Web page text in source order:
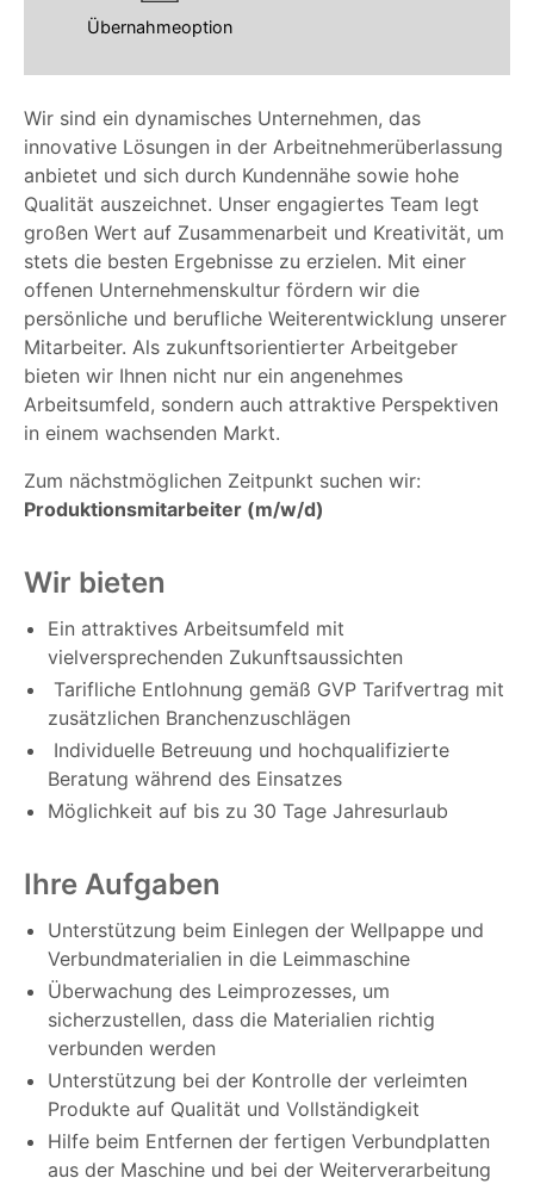
Wir sind ein dynamisches Unternehmen, das
innovative Lösungen in der Arbeitnehmerüberlassung
anbietet und sich durch Kundennähe sowie hohe
Qualität auszeichnet. Unser engagiertes Team legt
großen Wert auf Zusammenarbeit und Kreativität, um
stets die besten Ergebnisse zu erzielen. Mit einer
offenen Unternehmenskultur fördern wir die
persönliche und berufliche Weiterentwicklung unserer
Mitarbeiter. Als zukunftsorientierter Arbeitgeber
bieten wir Ihnen nicht nur ein angenehmes
Arbeitsumfeld, sondern auch attraktive Perspektiven
in einem wachsenden Markt.
Zum nächstmöglichen Zeitpunkt suchen wir:
Produktionsmitarbeiter (m/w/d)
Wir bieten
Ein attraktives Arbeitsumfeld mit
vielversprechenden Zukunftsaussichten
Tarifliche Entlohnung gemäß GVP Tarifvertrag mit
zusätzlichen Branchenzuschlägen
Individuelle Betreuung und hochqualifizierte
Beratung während des Einsatzes
Möglichkeit auf bis zu 30 Tage Jahresurlaub
Ihre Aufgaben
Unterstützung beim Einlegen der Wellpappe und
Verbundmaterialien in die Leimmaschine
Überwachung des Leimprozesses, um
sicherzustellen, dass die Materialien richtig
verbunden werden
Unterstützung bei der Kontrolle der verleimten
Produkte auf Qualität und Vollständigkeit
Hilfe beim Entfernen der fertigen Verbundplatten
aus der Maschine und bei der Weiterverarbeitung
Übernahmeoption